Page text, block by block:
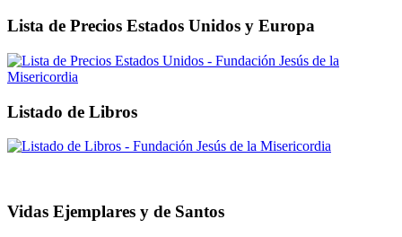
Lista de Precios Estados Unidos y Europa
Listado de Libros
Vidas Ejemplares y de Santos